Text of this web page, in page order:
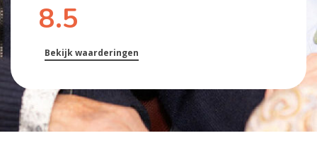
8.5
Bekijk waarderingen